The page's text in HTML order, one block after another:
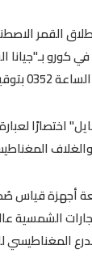
القمر
كورو
الثلاثاء.
اختصارًا
أجهزة قياس
الشمسية
المغناطيسي